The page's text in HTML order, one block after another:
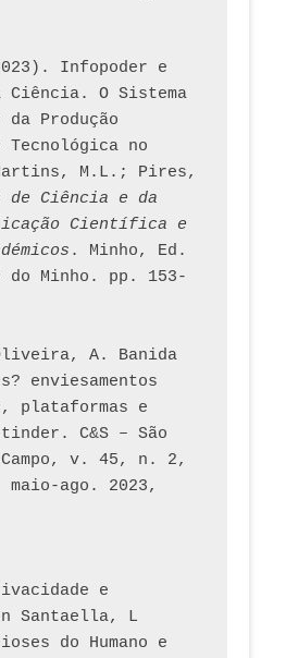
Infopoder e
O Sistema
Produção
no
M.L.; Pires,
Ciência e da
Científica e
. Minho, Ed.
do Minho. pp. 153-
A. Banida
enviesamentos
plataformas e
C&S – São
Campo, v. 45, n. 2,
maio-ago. 2023,
e
Santaella, L
do Humano e